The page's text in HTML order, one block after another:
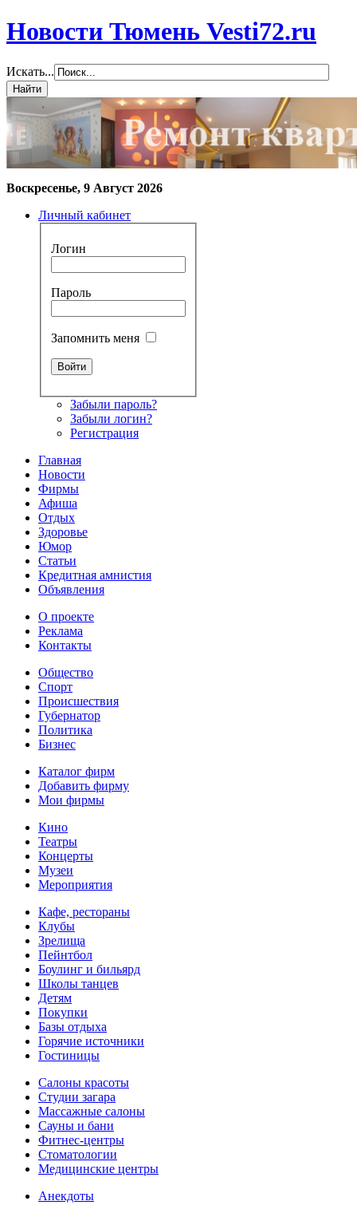
Новости Тюмень Vesti72.ru
Искать...
Воскресенье, 9 Август 2026
Личный кабинет
Логин
Пароль
Запомнить меня
Забыли пароль?
Забыли логин?
Регистрация
Главная
Новости
Фирмы
Афиша
Отдых
Здоровье
Юмор
Статьи
Кредитная амнистия
Объявления
О проекте
Реклама
Контакты
Общество
Спорт
Происшествия
Губернатор
Политика
Бизнес
Каталог фирм
Добавить фирму
Мои фирмы
Кино
Театры
Концерты
Музеи
Мероприятия
Кафе, рестораны
Клубы
Зрелища
Пейнтбол
Боулинг и бильярд
Школы танцев
Детям
Покупки
Базы отдыха
Горячие источники
Гостиницы
Салоны красоты
Студии загара
Массажные салоны
Сауны и бани
Фитнес-центры
Стоматологии
Медицинские центры
Анекдоты